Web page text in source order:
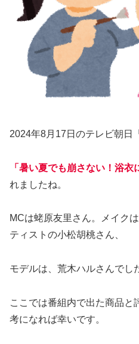
2024年8月17日のテレビ朝日
「暑い夏でも崩さない！浴衣
れましたね。
MCは蛯原友里さん。メイク
ティストの小松胡桃さん、
モデルは、荒木ハルさんでし
ここでは番組内で出た商品と
考になれば幸いです。